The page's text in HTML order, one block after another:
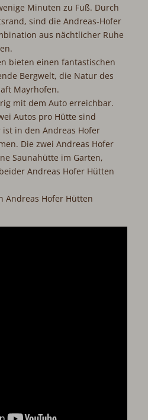
Minuten zu Fuß. Durch
sind die Andreas-Hofer
aus nächtlicher Ruhe
bieten einen fantastischen
Bergwelt, die Natur des
Mayrhofen.
mit dem Auto erreichbar.
Autos pro Hütte sind
in den Andreas Hofer
Die zwei Andreas Hofer
Saunahütte im Garten,
Andreas Hofer Hütten
Andreas Hofer Hütten